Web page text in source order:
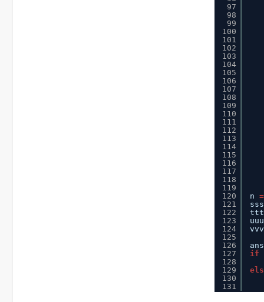
97
98
99
100
101
102
103
104
105
106
107
108
109
110
111
112
113
114
115
116
117
118
119
120
121
122
123
124
125
126
127
128
129
130
131
n =
if